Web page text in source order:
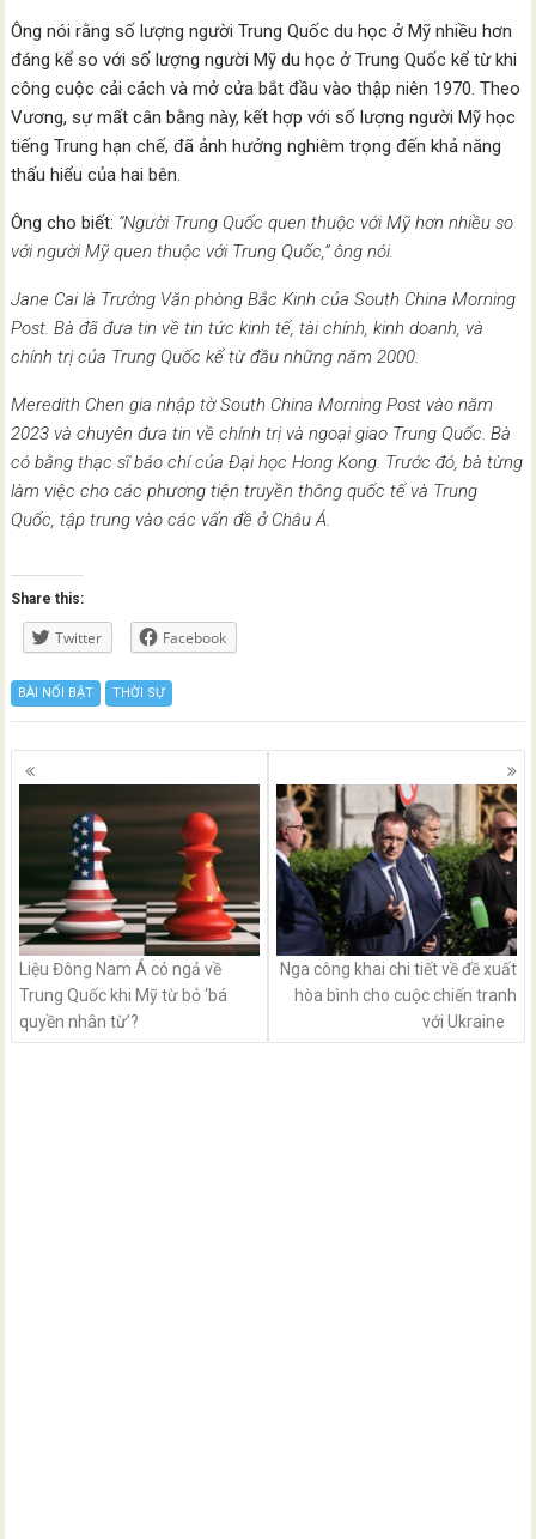
Ông nói rằng số lượng người Trung Quốc du học ở Mỹ nhiều hơn
đáng kể so với số lượng người Mỹ du học ở Trung Quốc kể từ khi
công cuộc cải cách và mở cửa bắt đầu vào thập niên 1970. Theo
Vương, sự mất cân bằng này, kết hợp với số lượng người Mỹ học
tiếng Trung hạn chế, đã ảnh hưởng nghiêm trọng đến khả năng
thấu hiểu của hai bên.
Ông cho biết: “Người Trung Quốc quen thuộc với Mỹ hơn nhiều so
với người Mỹ quen thuộc với Trung Quốc,” ông nói.
Jane Cailà Trưởng Vănphòng Bắc Kinh của South China Morning
Post. Bà đã đưa tin về tin tức kinh tế, tài chính, kinh doanh, và
chính trị của Trung Quốc kể từ đầu những năm 2000.
Meredith Chen gia nhập tờ South China Morning Post vào năm
2023 và chuyên đưa tin về chính trị và ngoại giao Trung Quốc. Bà
có bằng thạc sĩ báo chí của Đại học Hong Kong. Trước đó, bà từng
làm việc cho các phương tiện truyền thông quốc tế và Trung
Quốc, tập trung vào các vấn đề ở Châu Á.
Share this:
Twitter Facebook
BÀI NỔI BẬT THỜI SỰ
Posts
navigation
Liệu Đông Nam Á có ngả về
Trung Quốc khi Mỹ từ bỏ ‘bá
quyền nhân từ’?
Nga công khai chi tiết về đề xuất
hòa bình cho cuộc chiến tranh
với Ukraine